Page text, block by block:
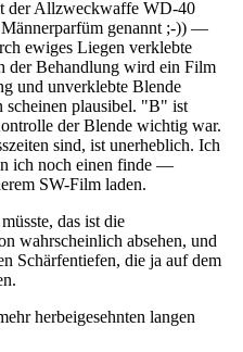
der Allzweckwaffe WD-40
genannt ;-)) —
ewiges Liegen verklebte
der Behandlung wird ein Film
und unverklebte Blende
scheinen plausibel. "B" ist
der Blende wichtig war.
sind, ist unerheblich. Ich
ich noch einen finde —
SW-Film laden.
das ist die
wahrscheinlich absehen, und
Schärfentiefen, die ja auf dem
herbeigesehnten langen